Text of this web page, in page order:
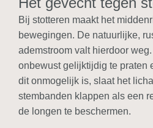
Bij stotteren maakt het
bewegingen. De natuurlijke,
ademstroom valt hierdoor
onbewust gelijktijdig te praten
dit onmogelijk is, slaat het
stembanden klappen als een
de longen te beschermen.